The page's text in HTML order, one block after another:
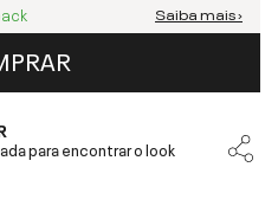
Saiba mais ›
para encontrar o look